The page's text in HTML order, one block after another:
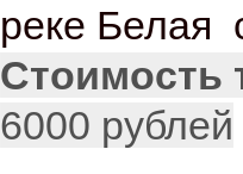
реке Белая
Стоимость
6000 рублей